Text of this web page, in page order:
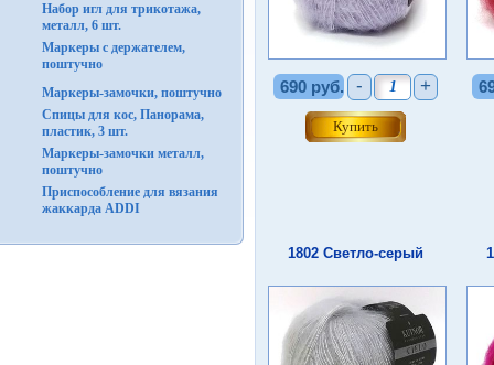
Набор игл для трикотажа,
металл, 6 шт.
Маркеры с держателем,
поштучно
Маркеры-замочки, поштучно
Спицы для кос, Панорама,
пластик, 3 шт.
Маркеры-замочки металл,
поштучно
Приспособление для вязания
жаккарда ADDI
690 руб. - +
1802 Светло-серый